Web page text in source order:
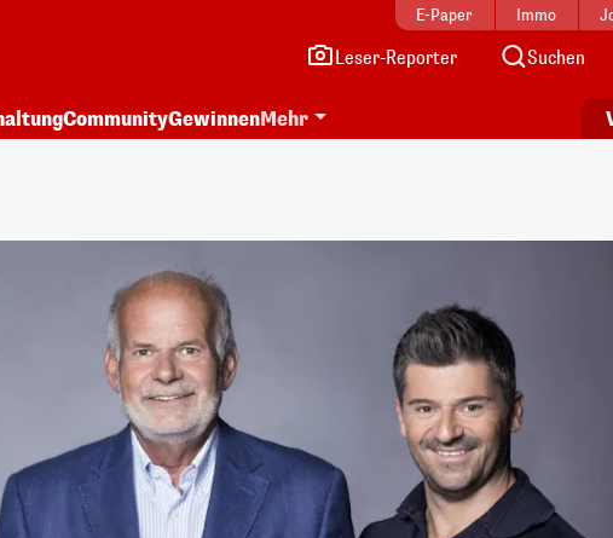
E-Paper Immo
Leser-Reporter Suchen
CommunityGewinnenMehr